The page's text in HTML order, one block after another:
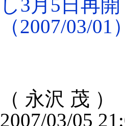
し3月5日再開
（2007/03/01
（ 永沢 茂 ）
2007/03/05